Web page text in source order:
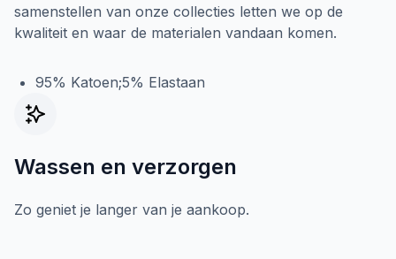
samenstellen van onze collecties letten we op de
kwaliteit en waar de materialen vandaan komen.
95% Katoen;5% Elastaan
Wassen en verzorgen
Zo geniet je langer van je aankoop.